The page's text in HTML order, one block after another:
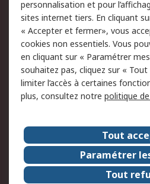
des données - Mise à
jour
Conditions générales
de vente
Campagnes marketing
A propos de RS
A propos de RS France
Le groupe RS Group Plc
RS dans le monde
Nous rejoindre
personnalisation et pour
sites internet tiers. En cliquant
« Accepter et fermer», vous
cookies non essentiels. Vous
en cliquant sur « Paramétrer
souhaitez pas, cliquez sur «
limiter l’accès à certaines
plus, consultez notre politique
Tout
Paramétrer
Tout